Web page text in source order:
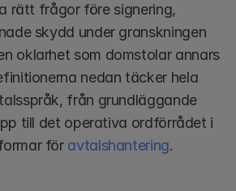
rätt frågor före signering,
skydd under granskningen
oklarhet som domstolar annars
nedan täcker hela
från grundläggande
till det operativa ordförrådet i
för avtalshantering.